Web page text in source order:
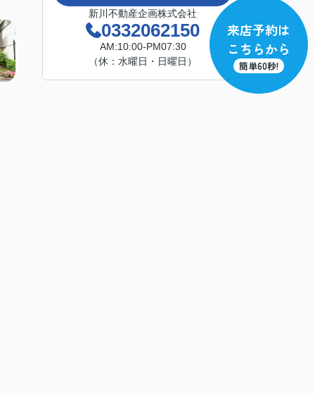
新川不動産企画株式会社
0332062150
AM:10:00-PM07:30
（休：水曜日・日曜日）
来店予約は
こちらから
簡単60秒!